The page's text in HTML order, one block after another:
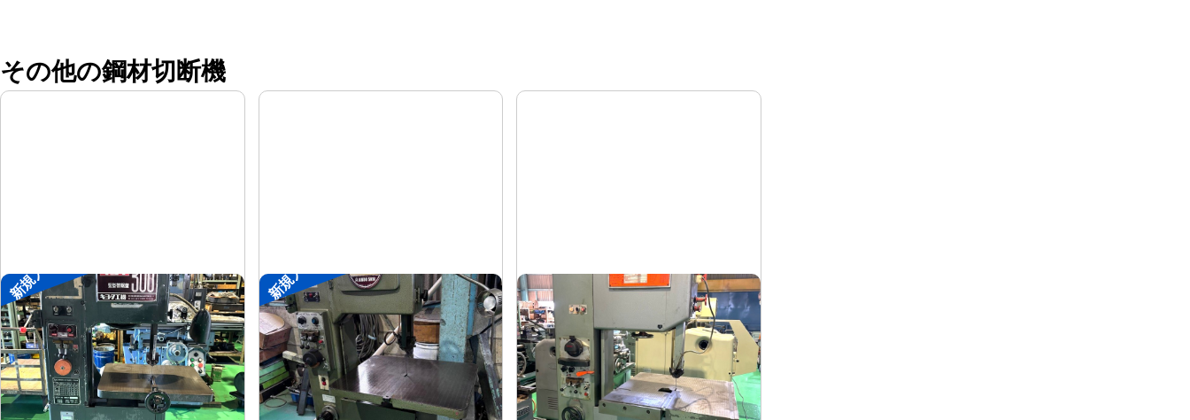
その他の鋼材切断機
新規入荷
コンターマシン
メーカー キヨタ工機
形 式KY-300
年 式
新規入荷
コンターマシン
メーカー アンドソー
形 式 TA-300
年 式-
コンターマシン
メーカー ニコテック
形 式NCC-500
年 式 1986